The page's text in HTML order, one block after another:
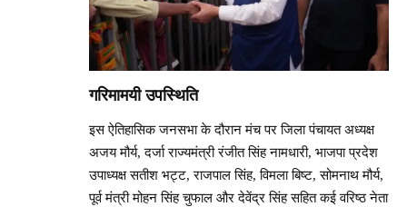
गरिमामयी उपस्थिति
इस ऐतिहासिक जनसभा के दौरान मंच पर जिला पंचायत अध्यक्ष
अजय मौर्य, दर्जा राज्यमंत्री रंजीत सिंह नामधारी, भाजपा प्रदेश
उपाध्यक्ष सतीश भट्ट, राजपाल सिंह, विमला बिष्ट, सोमनाथ मौर्य,
पूर्व मंत्री मोहन सिंह चुफाल और देवेंद्र सिंह सहित कई वरिष्ठ नेता